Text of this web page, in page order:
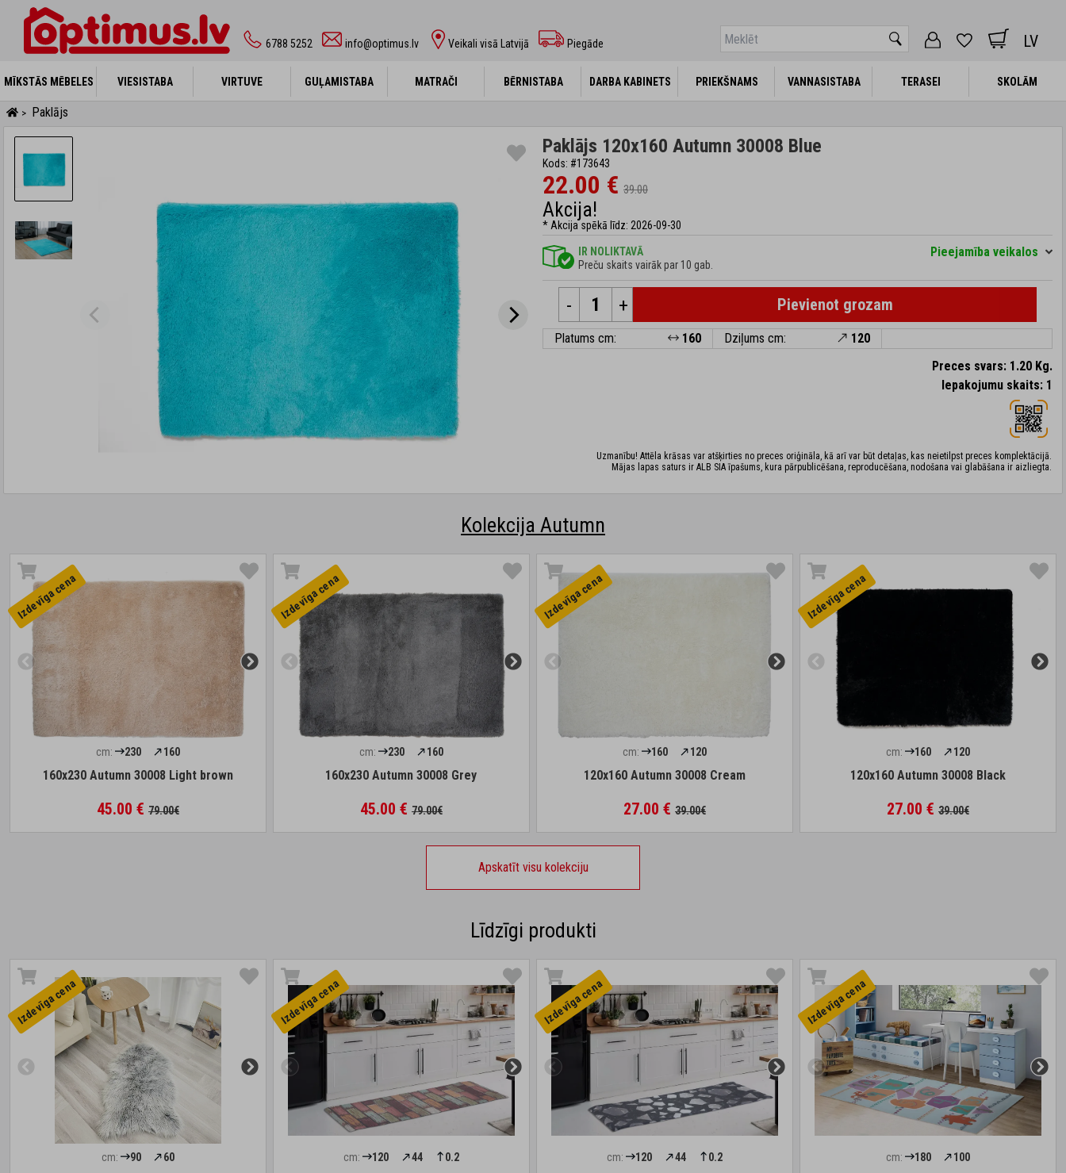
6788 5252 info@optimus.lv Veikali visā Latvijā Piegāde LV
MĪKSTĀS MĒBELES VIESISTABA VIRTUVE GUĻAMISTABA MATRAČI BĒRNISTABA DARBA KABINETS PRIEKŠNAMS VANNASISTABA TERASEI SKOLĀM
MĪKSTĀS MĒBELES VIESISTABA VIRTUVE GUĻAMISTABA MATRAČI BĒRNISTABA DARBA KABINETS PRIEKŠNAMS VANNASISTABA TERASEI SKOLĀM
> Paklājs
Paklājs 120x160 Autumn 30008 Blue
Kods: #173643
22.00 € 39.00
Akcija!
* Akcija spēkā līdz: 2026-09-30
IR NOLIKTAVĀ
Preču skaits vairāk par 10 gab.
Pieejamība veikalos
- + Pievienot grozam
Platums cm: 160 Dziļums cm:
120
Preces svars: 1.20 Kg.
Iepakojumu skaits: 1
Uzmanību! Attēla krāsas var atšķirties no preces oriģināla, kā arī var būt detaļas, kas neietilpst preces komplektācijā.
Mājas lapas saturs ir ALB SIA īpašums, kura pārpublicēšana, reproducēšana, nodošana vai glabāšana ir aizliegta.
Kolekcija Autumn
Izdevīga cena
cm: 230 160
160x230 Autumn 30008 Light brown
45.00 € 79.00€
Izdevīga cena
cm: 230 160
160x230 Autumn 30008 Grey
45.00 € 79.00€
Izdevīga cena
cm: 160 120
120x160 Autumn 30008 Cream
27.00 € 39.00€
Izdevīga cena
cm: 160 120
120x160 Autumn 30008 Black
27.00 € 39.00€
Apskatīt visu kolekciju
Līdzīgi produkti
Izdevīga cena
cm: 90 60
Izdevīga cena
cm: 120 44 0.2
Izdevīga cena
cm: 120 44 0.2
Izdevīga cena
cm: 180 100